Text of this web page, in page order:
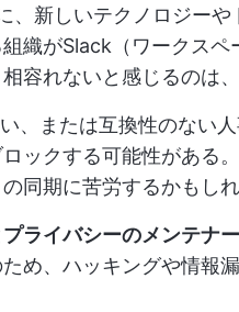
、新しいテクノロジー
織がSlack（ワークス
容れないと感じるのは
、または互換性のない
ックする可能性がある
同期に苦労するかもしれ
ライバシーのメンテナ
め、ハッキングや情報